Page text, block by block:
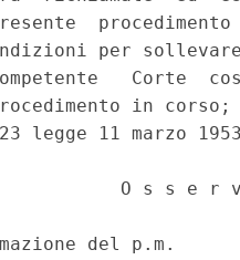
per
Corte
in corso;
legge 11 marzo
O s s e r
del p.m.